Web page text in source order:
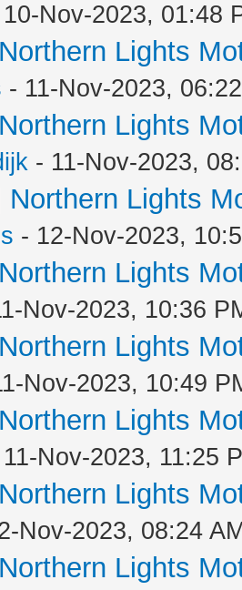
Nov-2023, 01:48
Lights
- 11-Nov-2023,
Lights
- 11-Nov-2023,
Northern Lights
- 12-Nov-2023,
Lights
Nov-2023, 10:36
Lights
Nov-2023, 10:49
Lights
Nov-2023, 11:25
Lights
Nov-2023, 08:24
Lights